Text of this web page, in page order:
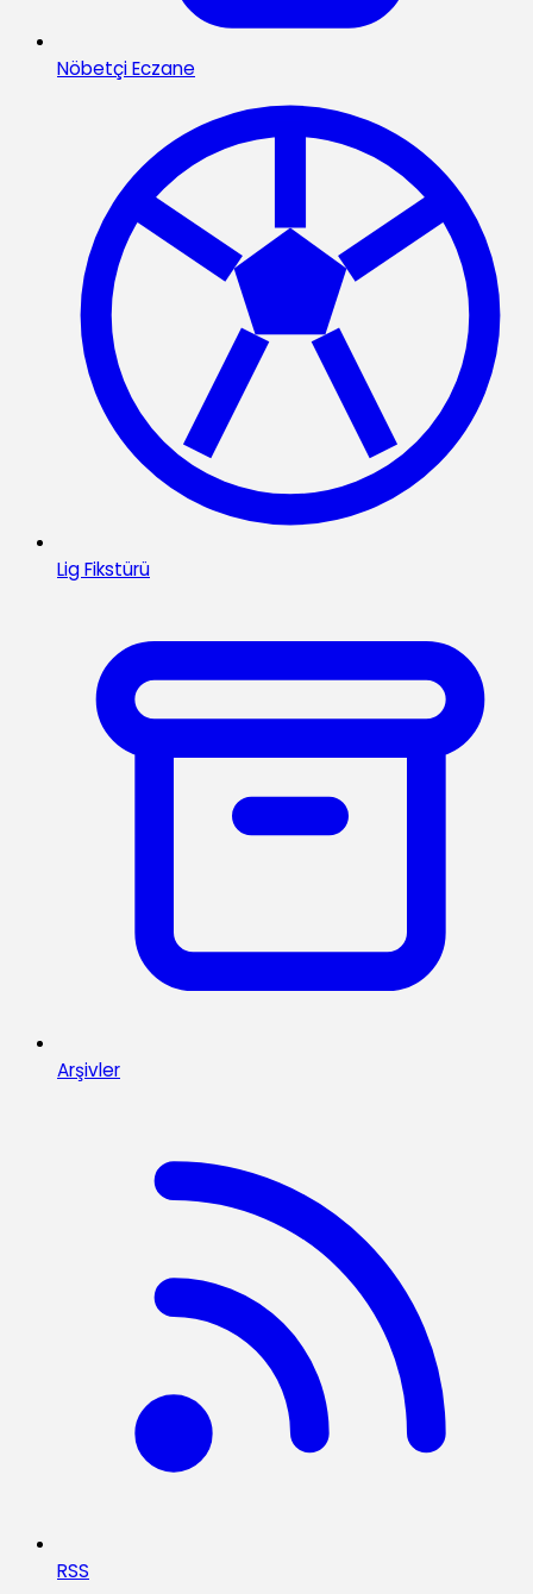
Nöbetçi Eczane
Lig Fikstürü
Arşivler
RSS